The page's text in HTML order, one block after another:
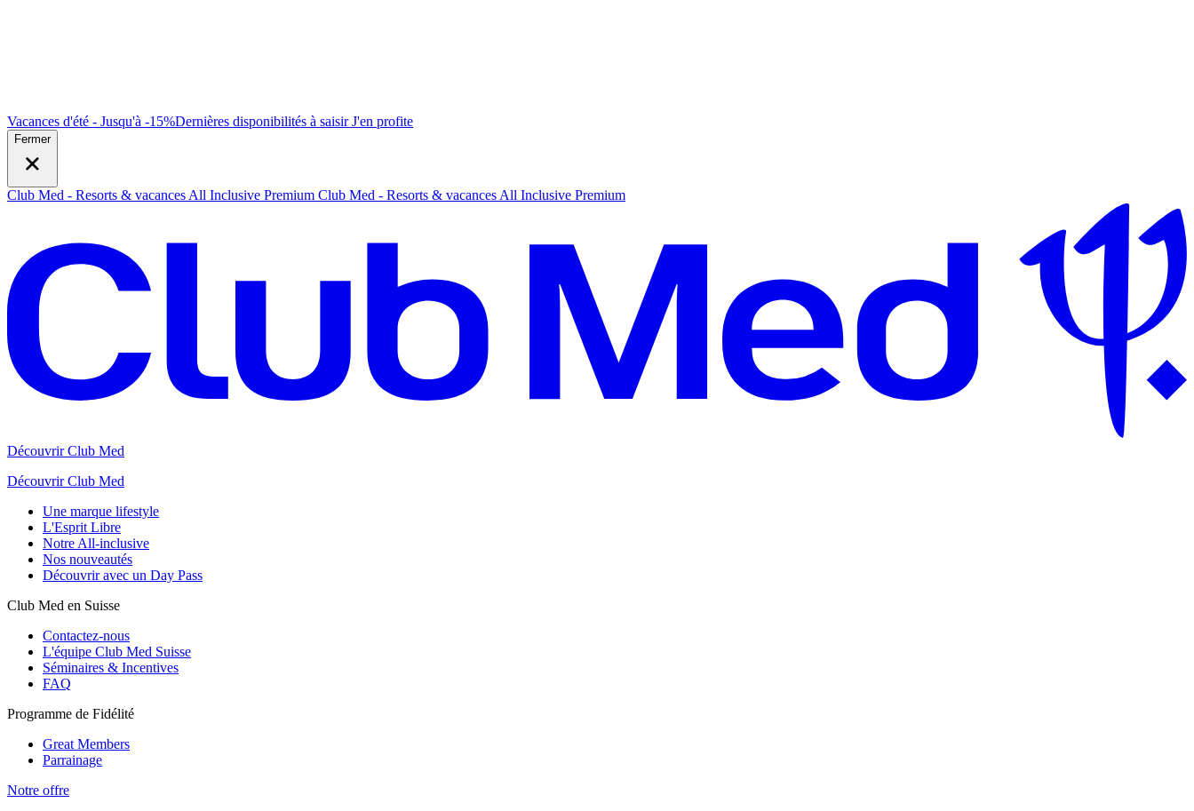
Vacances d'été - Jusqu'à -15%Dernières disponibilités à saisirJ'en profite
Fermer
Club Med - Resorts & vacances All Inclusive Premium Club Med - Resorts & vacances All Inclusive Premium
Découvrir Club Med
Découvrir Club Med
Une marque lifestyle
L'Esprit Libre
Notre All-inclusive
Nos nouveautés
Découvrir avec un Day Pass
Club Med en Suisse
Contactez-nous
L'équipe Club Med Suisse
Séminaires & Incentives
FAQ
Programme de Fidélité
Great Members
Parrainage
Notre offre